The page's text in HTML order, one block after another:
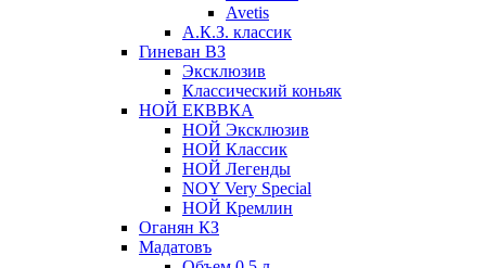
Avetis
А.К.З. классик
Гиневан ВЗ
Эксклюзив
Классический коньяк
НОЙ ЕКВВКА
НОЙ Эксклюзив
НОЙ Классик
НОЙ Легенды
NOY Very Speсial
НОЙ Кремлин
Оганян КЗ
Мадатовъ